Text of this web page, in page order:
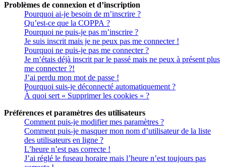
Problèmes de connexion et d’inscription
Pourquoi ai-je besoin de m’inscrire ?
Qu’est-ce que la COPPA ?
Pourquoi ne puis-je pas m’inscrire ?
Je suis inscrit mais je ne peux pas me connecter !
Pourquoi ne puis-je pas me connecter ?
Je m’étais déjà inscrit par le passé mais ne peux à présent plus
me connecter ?!
J’ai perdu mon mot de passe !
Pourquoi suis-je déconnecté automatiquement ?
À quoi sert « Supprimer les cookies » ?
Préférences et paramètres des utilisateurs
Comment puis-je modifier mes paramètres ?
Comment puis-je masquer mon nom d’utilisateur de la liste
des utilisateurs en ligne ?
L’heure n’est pas correcte !
J’ai réglé le fuseau horaire mais l’heure n’est toujours pas